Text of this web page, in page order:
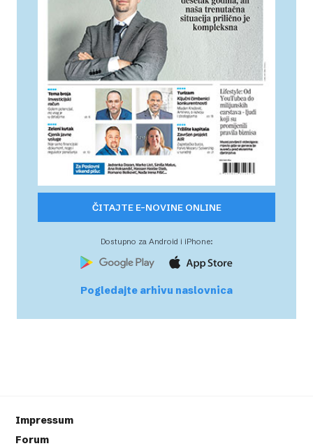
ČITAJTE E-NOVINE ONLINE
Dostupno za Android i iPhone:
Pogledajte arhivu naslovnica
Impressum
Forum